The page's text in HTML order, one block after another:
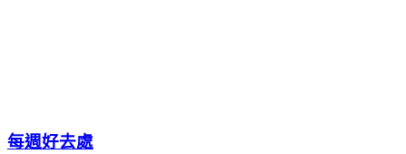
每週好去處